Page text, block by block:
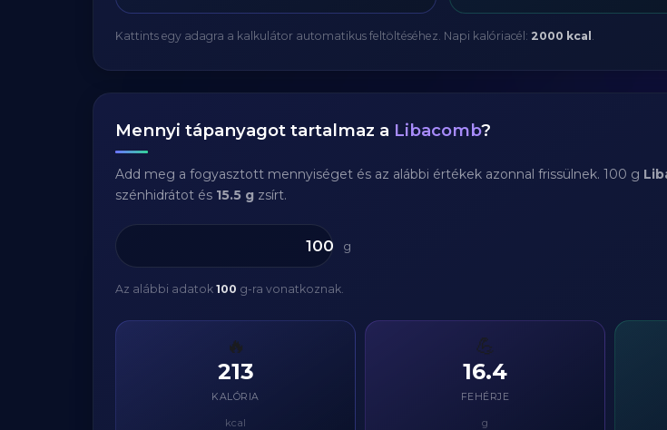
Kattints egy adagra a kalkulátor automatikus feltöltéséhez. Napi kalóriacél: 2000 kcal .
Mennyi tápanyagot tartalmaz a Libacomb?
Add meg a fogyasztott mennyiséget és az alábbi értékek azonnal frissülnek. 100 g
szénhidrátot és 15.5 g zsírt.
g
Az alábbi adatok 100 g-ra vonatkoznak.
🔥
213
KALÓRIA
kcal
💪
16.4
FEHÉRJE
g